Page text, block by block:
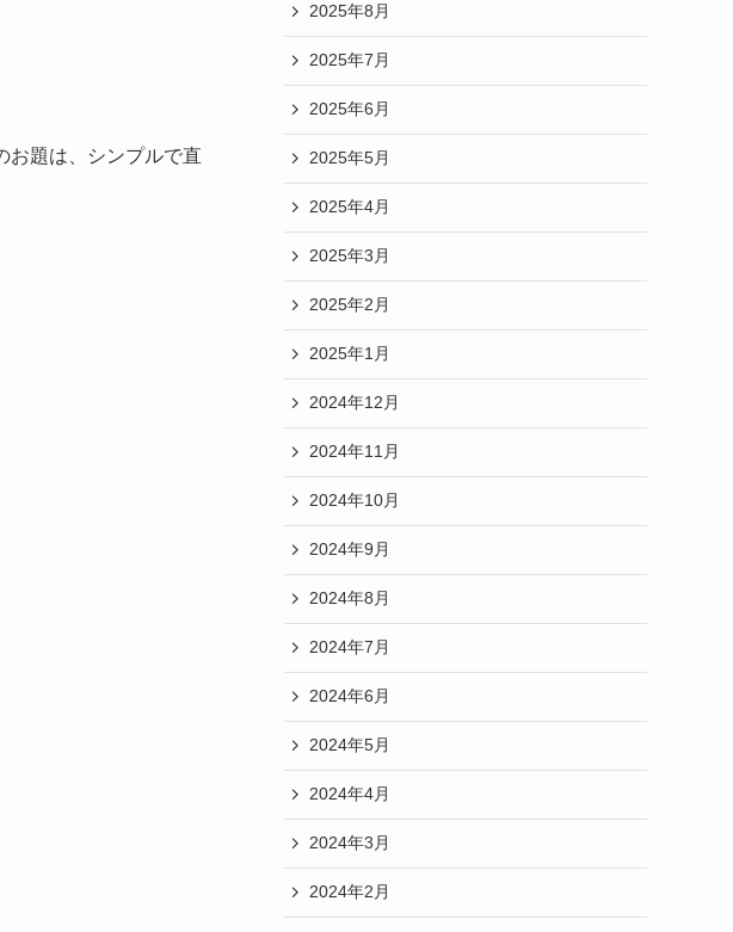
お題は、シンプルで直
2025年8月
2025年7月
2025年6月
2025年5月
2025年4月
2025年3月
2025年2月
2025年1月
2024年12月
2024年11月
2024年10月
2024年9月
2024年8月
2024年7月
2024年6月
2024年5月
2024年4月
2024年3月
2024年2月